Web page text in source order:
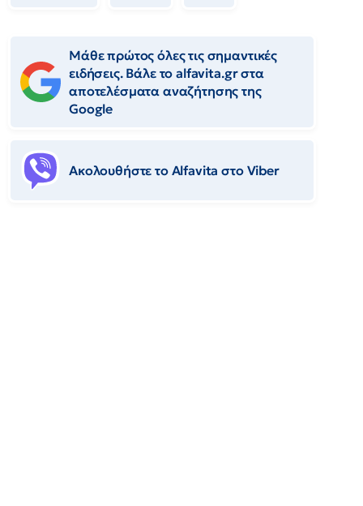
Μάθε πρώτος όλες τις σημαντικές
ειδήσεις. Βάλε το alfavita.gr στα
αποτελέσματα αναζήτησης της
Google
Ακολουθήστε το Αlfavita στο Viber